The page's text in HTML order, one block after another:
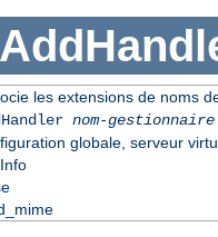
les extensions de noms
nom-gestionnaire
globale, serveur